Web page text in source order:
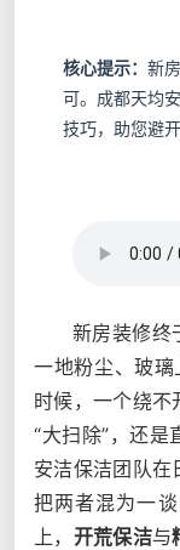
核心提示： 新
可。成都天均
技巧，助您避
新房装修终
一地粉尘、玻
时候，一个绕不
“大扫除”，还是
安洁保洁团队在
把两者混为一
上， 开荒保洁与